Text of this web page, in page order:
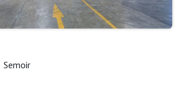
Semoir